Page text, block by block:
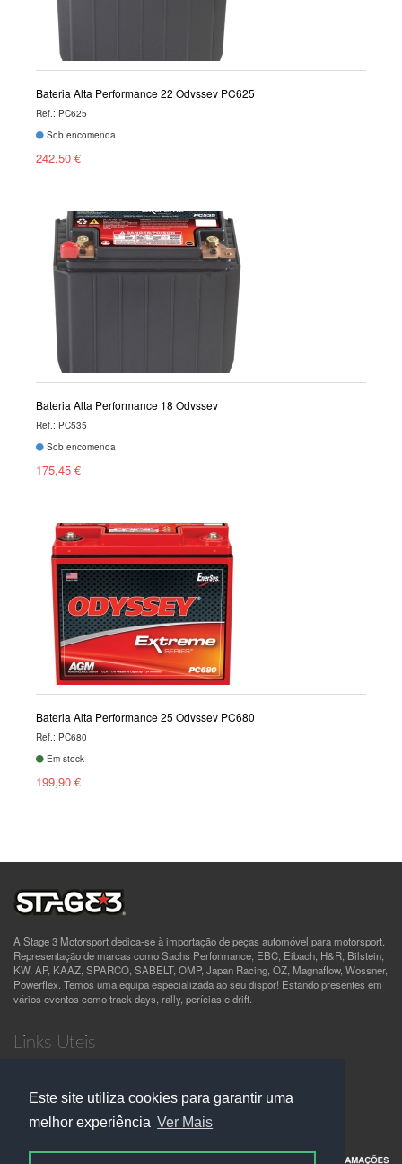
Este site utiliza cookies para garantir uma
melhor experiência Ver Mais
Bateria Alta Performance 22 Odyssey PC625
Ref.: PC625
Sob encomenda
242,50 €
Bateria Alta Performance 18 Odyssey
Ref.: PC535
Sob encomenda
175,45 €
Bateria Alta Performance 25 Odyssey PC680
Ref.: PC680
Em stock
199,90 €
A Stage 3 Motorsport dedica-se à importação de peças automóvel para motorsport.
Representação de marcas como Sachs Performance, EBC, Eibach, H&R, Bilstein,
KW, AP, KAAZ, SPARCO, SABELT, OMP, Japan Racing, OZ, Magnaflow, Wossner,
Powerflex. Temos uma equipa especializada ao seu dispor! Estando presentes em
vários eventos como track days, rally, perícias e drift.
Links Uteis
Política de Privacidade
Contactos